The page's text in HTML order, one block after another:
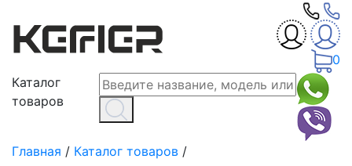
0
Каталог
товаров
Главная / Каталог товаров /